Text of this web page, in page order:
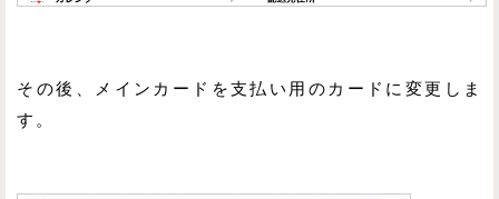
その後、メインカードを支払い用のカードに変更しま
す。